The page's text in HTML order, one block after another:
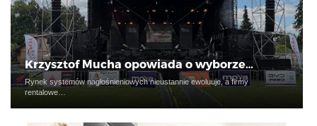
Krzysztof Mucha opowiada o wyborze…
Rynek systemów nagłośnieniowych nieustannie ewoluuje, a firmy
rentalowe…